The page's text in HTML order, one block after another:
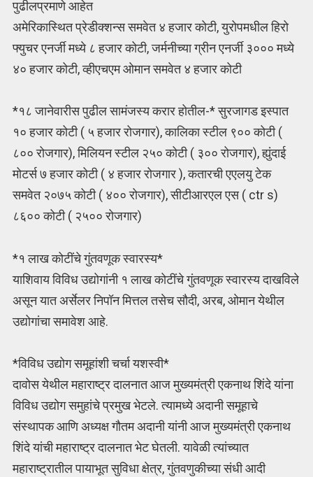
पुढीलप्रमाणे आहेत
अमेरिकास्थित प्रेडीक्शन्स समवेत ४ हजार कोटी, युरोपमधील हिरो
फ्युचर एनर्जी मध्ये ८ हजार कोटी, जर्मनीच्या ग्रीन एनर्जी ३००० मध्ये
४० हजार कोटी, व्हीएचएम ओमान समवेत ४ हजार कोटी
*१८ जानेवारीस पुढील सामंजस्य करार होतील-* सुरजागड इस्पात
१० हजार कोटी ( ५ हजार रोजगार), कालिका स्टील ९०० कोटी (
८०० रोजगार), मिलियन स्टील २५० कोटी ( ३०० रोजगार), ह्युंदाई
मोटर्स ७ हजार कोटी ( ४ हजार रोजगार ), कतारची एएलयु टेक
समवेत २०७५ कोटी ( ४०० रोजगार), सीटीआरएल एस ( ctr s)
८६०० कोटी ( २५०० रोजगार)
*१ लाख कोटींचे गुंतवणूक स्वारस्य*
याशिवाय विविध उद्योगांनी १ लाख कोटींचे गुंतवणूक स्वारस्य दाखविले
असून यात अर्सेलर निपॉन मित्तल तसेच सौदी, अरब, ओमान येथील
उद्योगांचा समावेश आहे.
*विविध उद्योग समूहांशी चर्चा यशस्वी*
दावोस येथील महाराष्ट्र दालनात आज मुख्यमंत्री एकनाथ शिंदे यांना
विविध उद्योग समुहांचे प्रमुख भेटले. त्यामध्ये अदानी समूहाचे
संस्थापक आणि अध्यक्ष गौतम अदानी यांनी आज मुख्यमंत्री एकनाथ
शिंदे यांची महाराष्ट्र दालनात भेट घेतली. यावेळी त्यांच्यात
महाराष्ट्रातील पायाभूत सुविधा क्षेत्र, गुंतवणुकीच्या संधी आदी